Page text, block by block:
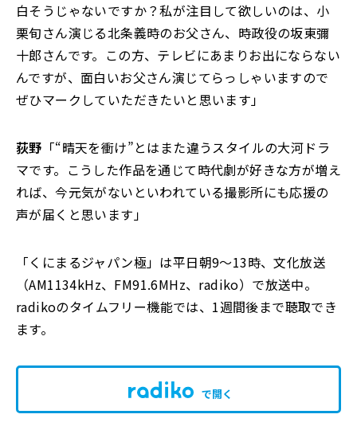
白そうじゃないですか？私が注目して欲しいのは、小
栗旬さん演じる北条義時のお父さん、時政役の坂東彌
十郎さんです。この方、テレビにあまりお出にならない
んですが、面白いお父さん演じてらっしゃいますので
ぜひマークしていただきたいと思います」
荻野 「“晴天を衝け”とはまた違うスタイルの大河ドラ
マです。こうした作品を通じて時代劇が好きな方が増え
れば、今元気がないといわれている撮影所にも応援の
声が届くと思います」
「くにまるジャパン極」は平日朝9～13時、文化放送
（AM1134kHz、FM91.6MHz、radiko）で放送中。
radikoのタイムフリー機能では、1週間後まで聴取でき
ます。
で開く